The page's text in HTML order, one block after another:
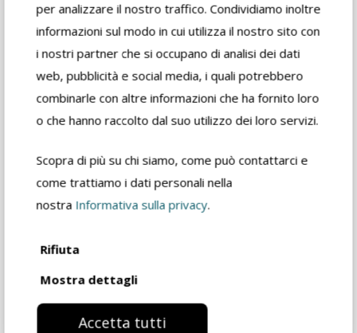
per analizzare il nostro traffico. Condividiamo inoltre
informazioni sul modo in cui utilizza il nostro sito con
i nostri partner che si occupano di analisi dei dati
web, pubblicità e social media, i quali potrebbero
combinarle con altre informazioni che ha fornito loro
o che hanno raccolto dal suo utilizzo dei loro servizi.
Scopra di più su chi siamo, come può contattarci e
come trattiamo i dati personali nella
nostra Informativa sulla privacy.
Rifiuta
Mostra dettagli
Accetta tutti
Download
Scheda di
sicurezza
Scheda tecnica
rivenditore
Richiedi informazioni